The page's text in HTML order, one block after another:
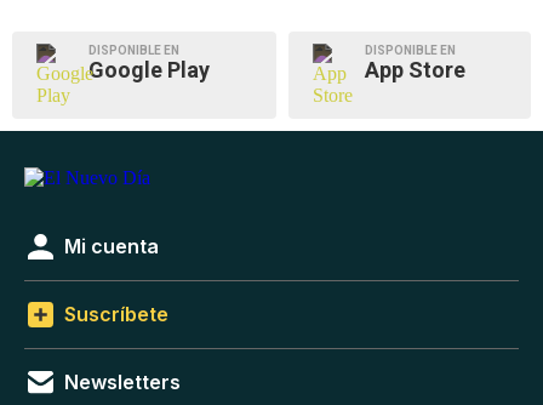
DISPONIBLE EN
Google Play
DISPONIBLE EN
App Store
Mi cuenta
Suscríbete
Newsletters